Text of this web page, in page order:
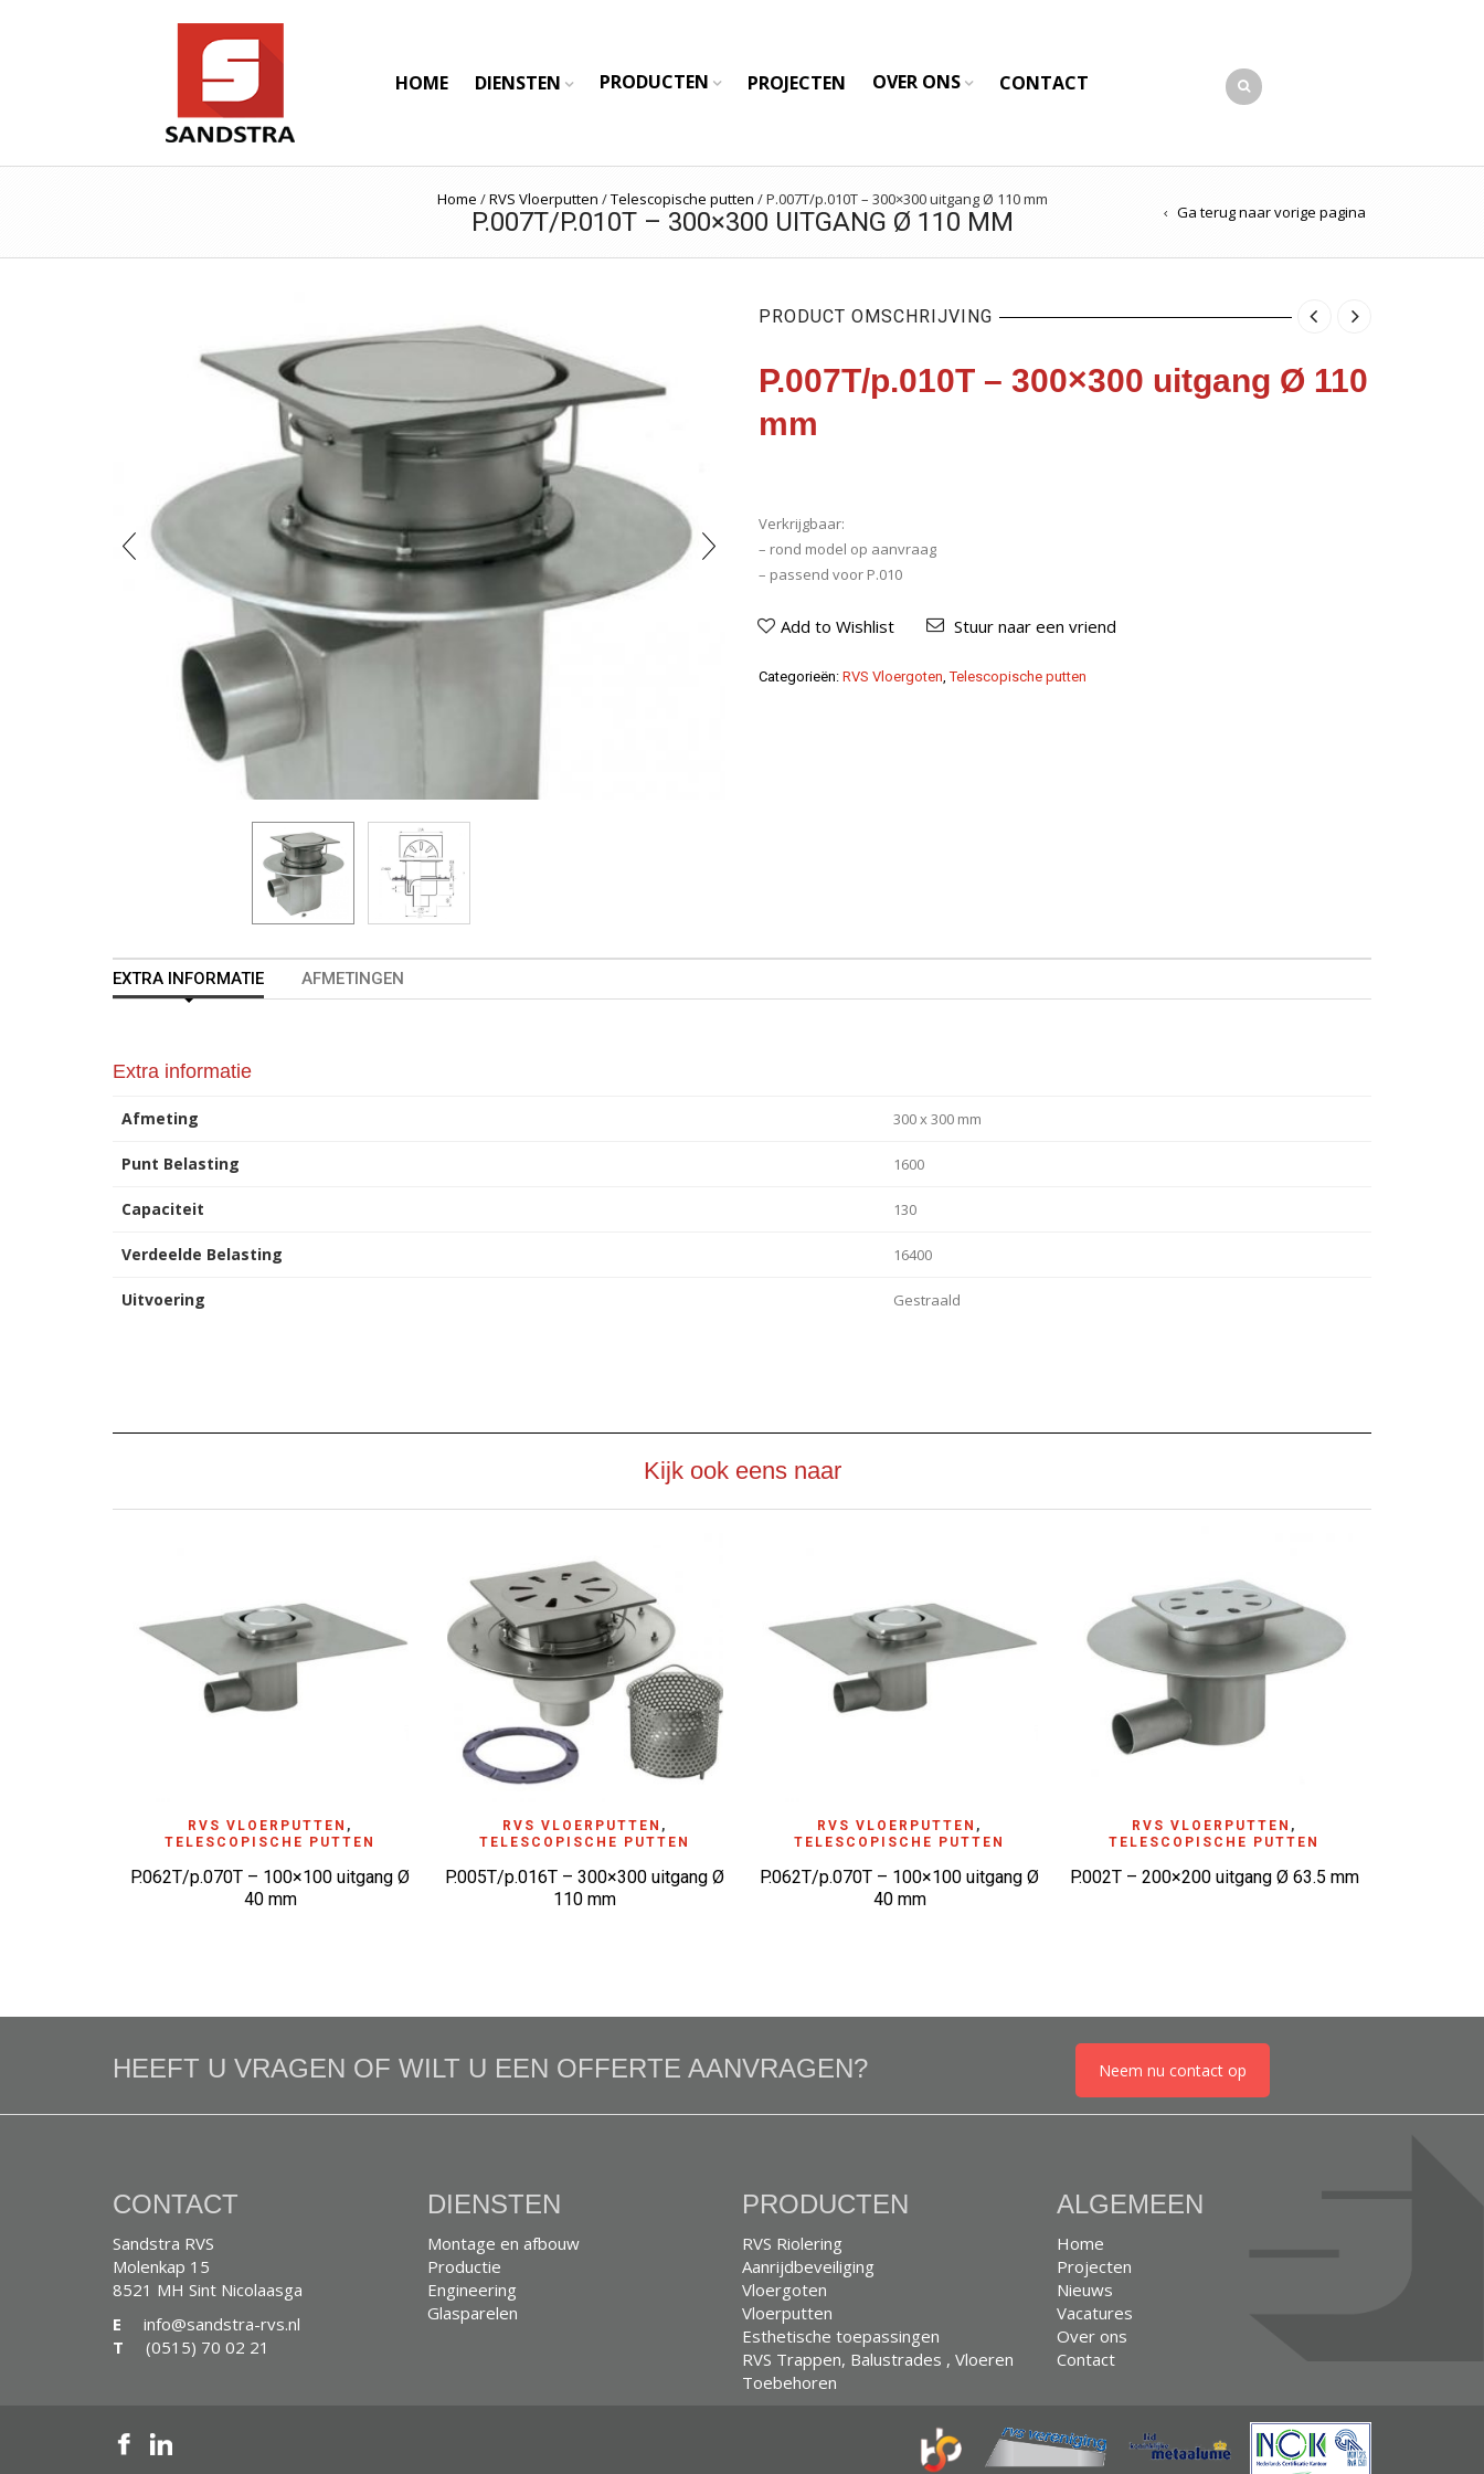
HOME DIENSTEN PRODUCTEN PROJECTEN OVER ONS CONTACT
Home /RVS Vloerputten /Telescopische putten /P.007T/p.010T – 300×300 uitgang Ø 110 mm
P.007T/P.010T – 300×300 UITGANG Ø 110 MM Ga terug naar vorige pagina
PRODUCT OMSCHRIJVING
P.007T/p.010T – 300×300 uitgang Ø 110
mm
Verkrijgbaar:
– rond model op aanvraag
– passend voor P.010
Add to Wishlist Stuur naar een vriend
Categorieën: RVS Vloergoten,Telescopische putten
EXTRA INFORMATIE AFMETINGEN
Extra informatie
Afmeting 300 x 300 mm
Punt Belasting 1600
Capaciteit 130
Verdeelde Belasting 16400
Uitvoering Gestraald
Kijk ook eens naar
ADD TO WISHLIST
RVS VLOERPUTTEN ,
TELESCOPISCHE PUTTEN
P.062T/p.070T – 100×100 uitgang Ø
40 mm
ADD TO WISHLIST
RVS VLOERPUTTEN ,
TELESCOPISCHE PUTTEN
P.005T/p.016T – 300×300 uitgang Ø
110 mm
ADD TO WISHLIST
RVS VLOERPUTTEN ,
TELESCOPISCHE PUTTEN
P.062T/p.070T – 100×100 uitgang Ø
40 mm
ADD TO WISHLIST
RVS VLOERPUTTEN ,
TELESCOPISCHE PUTTEN
P.002T – 200×200 uitgang Ø 63.5 mm
HEEFT U VRAGEN OF WILT U EEN OFFERTE AANVRAGEN? Neem nu contact op
CONTACT
Sandstra RVS
Molenkap 15
8521 MH Sint Nicolaasga
E info@sandstra-rvs.nl
T (0515) 70 02 21
DIENSTEN
Montage en afbouw
Productie
Engineering
Glasparelen
PRODUCTEN
RVS Riolering
Aanrijdbeveiliging
Vloergoten
Vloerputten
Esthetische toepassingen
RVS Trappen, Balustrades , Vloeren
Toebehoren
ALGEMEEN
Home
Projecten
Nieuws
Vacatures
Over ons
Contact